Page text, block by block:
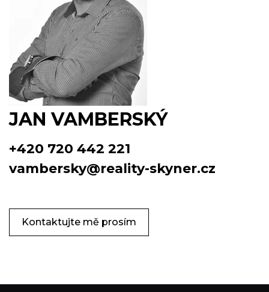
JAN VAMBERSKÝ
+420 720 442 221
vambersky@reality-skyner.cz
Kontaktujte mě prosím